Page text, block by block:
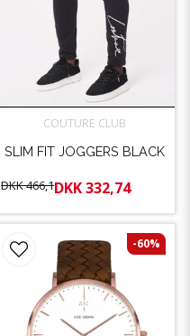
COUTURE CLUB
SLIM FIT JOGGERS BLACK
DKK 466,1DKK 332,74
-60%